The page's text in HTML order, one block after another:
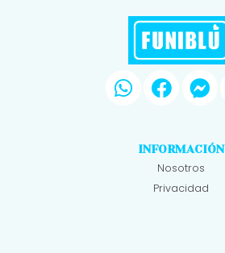
INFORMACIÓN
Nosotros
Privacidad